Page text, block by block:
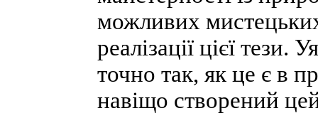
можливих мистецьких
реалізації цієї
точно так, як це є в
навіщо створений